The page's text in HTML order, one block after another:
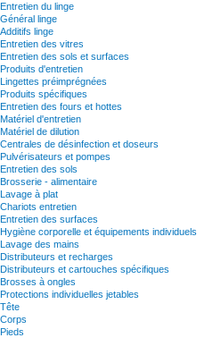
Entretien du linge
Général linge
Additifs linge
Entretien des vitres
Entretien des sols et surfaces
Produits d'entretien
Lingettes préimprégnées
Produits spécifiques
Entretien des fours et hottes
Matériel d'entretien
Matériel de dilution
Centrales de désinfection et doseurs
Pulvérisateurs et pompes
Entretien des sols
Brosserie - alimentaire
Lavage à plat
Chariots entretien
Entretien des surfaces
Hygiène corporelle et équipements individuels
Lavage des mains
Distributeurs et recharges
Distributeurs et cartouches spécifiques
Brosses à ongles
Protections individuelles jetables
Tête
Corps
Pieds